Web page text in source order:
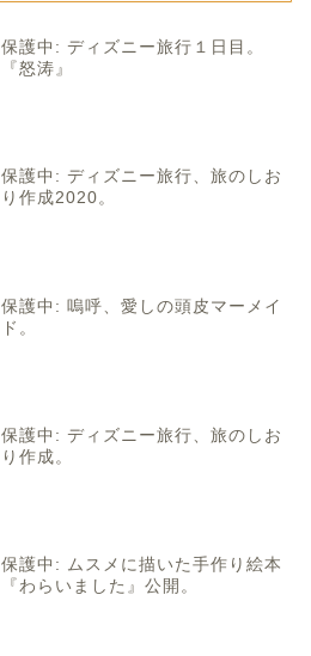
保護中: ディズニー旅行１日目。
『怒涛』
保護中: ディズニー旅行、旅のしお
り作成2020。
保護中: 嗚呼、愛しの頭皮マーメイ
ド。
保護中: ディズニー旅行、旅のしお
り作成。
保護中: ムスメに描いた手作り絵本
『わらいました』公開。